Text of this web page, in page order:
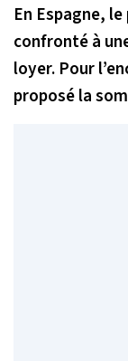
En Espagne,
confronté à
loyer. Pour
proposé la